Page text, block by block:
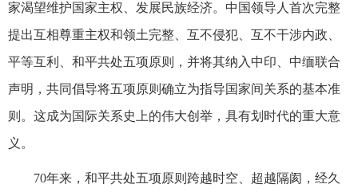
家渴望维护国家主权、发展民族经济。中国领导人首次完整
提出互相尊重主权和领土完整、互不侵犯、互不干涉内政、
平等互利、和平共处五项原则，并将其纳入中印、中缅联合
声明，共同倡导将五项原则确立为指导国家间关系的基本准
则。这成为国际关系史上的伟大创举，具有划时代的重大意
义。
70年来，和平共处五项原则跨越时空、超越隔阂，经久